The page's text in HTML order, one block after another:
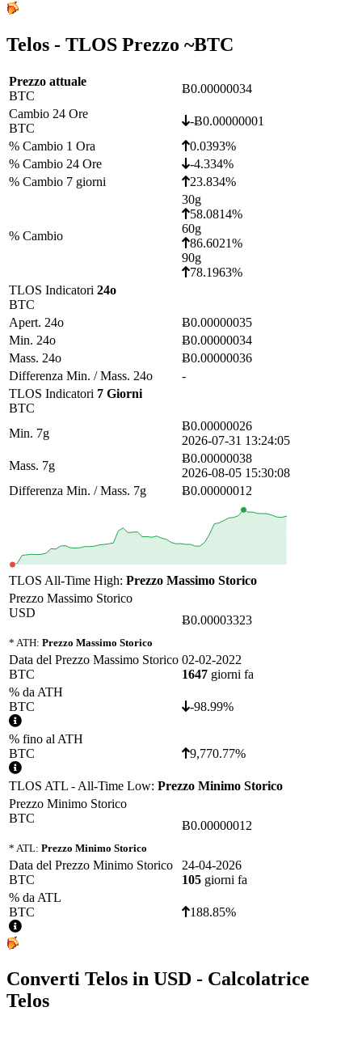
Telos - TLOS Prezzo ~BTC
Prezzo attuale
BTC
Ƀ0.00000034
Cambio 24 Ore
BTC
-Ƀ0.00000001
% Cambio 1 Ora
0.0393%
% Cambio 24 Ore
-4.334%
% Cambio 7 giorni
23.834%
% Cambio
30g
58.0814%
60g
86.6021%
90g
78.1963%
TLOS Indicatori 24o
BTC
Apert. 24o
Ƀ0.00000035
Min. 24o
Ƀ0.00000034
Mass. 24o
Ƀ0.00000036
Differenza Min. / Mass. 24o
-
TLOS Indicatori 7 Giorni
BTC
Min. 7g
Ƀ0.00000026
2026-07-31 13:24:05
Mass. 7g
Ƀ0.00000038
2026-08-05 15:30:08
Differenza Min. / Mass. 7g
Ƀ0.00000012
TLOS All-Time High: Prezzo Massimo Storico
Prezzo Massimo Storico
USD
* ATH: Prezzo Massimo Storico
Ƀ0.00003323
Data del Prezzo Massimo Storico
BTC
02-02-2022
1647 giorni fa
% da ATH
BTC
-98.99%
% fino al ATH
BTC
9,770.77%
TLOS ATL - All-Time Low: Prezzo Minimo Storico
Prezzo Minimo Storico
BTC
* ATL: Prezzo Minimo Storico
Ƀ0.00000012
Data del Prezzo Minimo Storico
BTC
24-04-2026
105 giorni fa
% da ATL
BTC
188.85%
Converti Telos in USD - Calcolatrice
Telos